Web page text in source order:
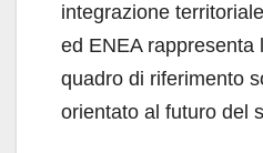
integrazione
ed ENEA rappresenta
quadro di riferimento
orientato al futuro del